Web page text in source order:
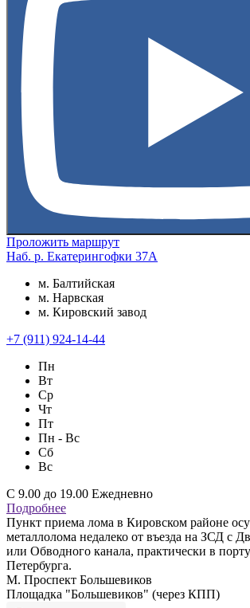
Проложить маршрут
Наб. р. Екатерингофки 37А
м. Балтийская
м. Нарвская
м. Кировский завод
+7 (911) 924-14-44
Пн
Вт
Ср
Чт
Пт
Пн - Вс
Сб
Вс
С 9.00 до 19.00 Ежедневно
Подробнее
Пункт приема лома в Кировском районе
металлолома недалеко от въезда на ЗСД с
или Обводного канала, практически в
Петербурга.
М. Проспект Большевиков
Площадка "Большевиков" (через КПП)